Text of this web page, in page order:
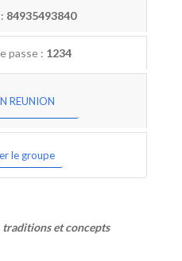
84935493840
passe : 1234
REUNION
le groupe
traditions et concepts